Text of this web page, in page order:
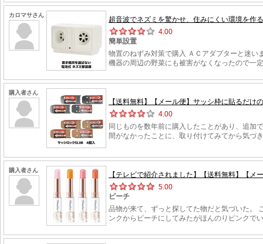
カロマサさん
超音波でネズミを驚かせ、住みにくい環境を作
4.00
簡単設置
物置のねずみ対策で購入 ＡＣアダプターと迷
機器の周辺の野菜にも被害がなくなったので一
購入者さん
【送料無料】【メール便】サッシ枠に貼るだけ
4.00
同じものを数年前に購入したことがあり、追加
間がなかったことに、取り付けてみてから気づ
購入者さん
【テレビで紹介されました】【送料無料】【メ
5.00
ピーチ
品物が来て、ずっと探してた物だと気づいた。
ンクからピーチにしてみたがほんのりピンクで